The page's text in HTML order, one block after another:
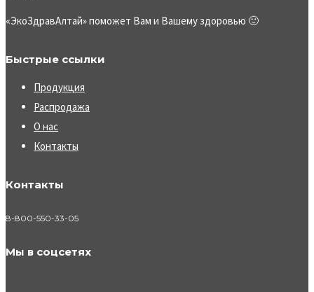
«ЭкоЗдравАлтай» поможет Вам и Вашему здоровью 🙂
Быстрые ссылки
Продукция
Распродажа
О нас
Контакты
Контакты
8-800-550-33-05
Мы в соцсетях